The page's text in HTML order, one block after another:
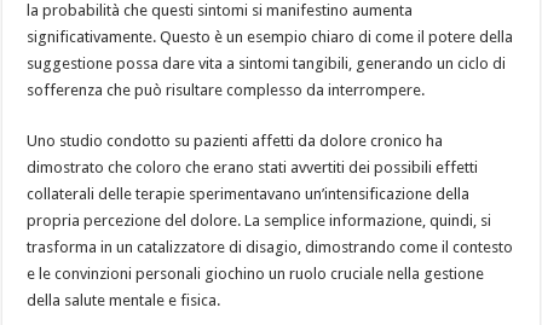
la probabilità che questi sintomi si manifestino aumenta
significativamente. Questo è un esempio chiaro di come il potere della
suggestione possa dare vita a sintomi tangibili, generando un ciclo di
sofferenza che può risultare complesso da interrompere.
Uno studio condotto su pazienti affetti da dolore cronico ha
dimostrato che coloro che erano stati avvertiti dei possibili effetti
collaterali delle terapie sperimentavano un’intensificazione della
propria percezione del dolore. La semplice informazione, quindi, si
trasforma in un catalizzatore di disagio, dimostrando come il contesto
e le convinzioni personali giochino un ruolo cruciale nella gestione
della salute mentale e fisica.